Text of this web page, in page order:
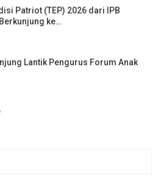
Patriot (TEP) 2026 dari IPB
ke…
Lantik Pengurus Forum Anak